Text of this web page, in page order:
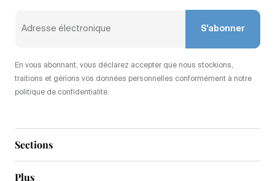
Sections
Plus
S'abonner
En vous abonnant, vous déclarez accepter que nous stockions,
traitions et gérions vos données personnelles conformément à notre
politique de confidentialité.